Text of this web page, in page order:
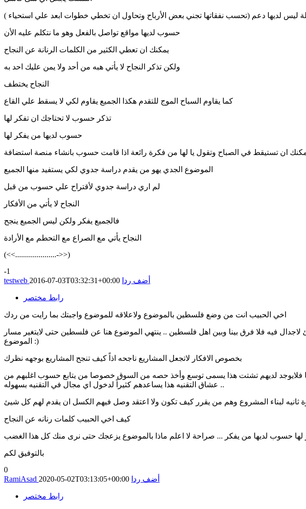
لديها دعم (تحسب نفقاتها تجني بعض الأرباح وتحاول ان تخطي خطوات ابعد علي استحياء )
حسوب لديها مواقع تواصل بالفعل وهو ما نتكلم عليه الأن
يمكنك ان تعطي الكثير من الكلمات الرنانة عن النجاح
ولكن تذكر النجاح لا يأتي هبه من أحد ولا يمن عليك احد به
النجاح يختطف
كما يقاوم السباح الموج للتقدم هكذا الجميع يقاوم لكي لا يسقط علي القاع
تذكر حسوب لا تحتاجك ان تفكر لها
حسوب لديها من يفكر لها
ان تستيقط في الصباح وتقول يا لها من فكرة رائعة اذا قامت حسوب بانشاء منصة استضافة
الموضوع الجدي يهو من يقدم دراسة جدوي لكي يستفيد منها الجميع
لم اري دراسة جدوي لأقتراح علي حسوب من قبل
النجاح لا يأتي من الأفكار
فالجميع يفكر ولكن ليس الجميع ينجح
النجاح يأتي مع الصراع مع التحطم مع الأرادة
(<<.....................->>)
-1
testweb 2016-07-03T03:32:31+00:00 أضف ردا
رابط مختصر
اخي الحبيب انت من وضع فلسطين بالموضوع ولاعلاقه للموضوع واجبتك بما رايت من ردك
فيه فلا فرق بينا وبين اهل فلسطين .. ينتهي الموضوع هنا عن فلسطين حتى لايتغير مسار
الموضوع :)
بخصوص الافكار لاتجعل المشاريع ناجحه اذاً كيف تنجح المشاريع بوجهه نظرك
فلايوجد لديهم تشتت هذا يسمى توسع وأخذ حصه من السوق خصوصا من يتابع حسوب اغلبهم من
عشاق التقنيه هذا يساعدهم كثيراً لدخول اي مجال في التقنيه بسهوله ..
لبناء المشروع وهم من يقرر كيف تكون ولا اعتقد وصل فيهم الكسل ان يقدم لهم كل شيئ
كيف اخي الحبيب كلمات رنانه عن النجاح
لها حسوب لديها من يفكر ... صراحة لا اعلم ماذا بالموضوع يزعجك حتى نرى منك كل هذا الغضب
بالتوفيق لكم
0
RamiAsad 2020-05-02T03:13:05+00:00 أضف ردا
رابط مختصر